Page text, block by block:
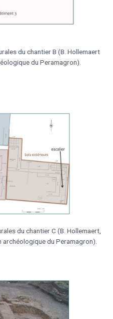
du chantier B (B. Hollemaert
du Peramagron).
du chantier C (B. Hollemaert,
archéologique du Peramagron).